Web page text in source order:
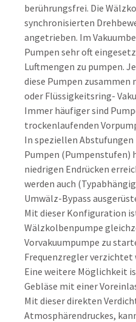
berührungsfrei. Die
synchronisierten
angetrieben. Im
Pumpen sehr oft
Luftmengen zu pumpen.
diese Pumpen
oder Flüssigkeitsring-
Immer häufiger sind
trockenlaufenden
In speziellen
Pumpen (Pumpenstufen)
niedrigen Endrücken
werden auch
Umwälz-Bypass
Mit dieser Konfiguration
Wälzkolbenpumpe
Vorvakuumpumpe zu
Frequenzregler verzichtet
Eine weitere Möglichkeit
Gebläse mit einer
Mit dieser direkten
Atmosphärendruckes,